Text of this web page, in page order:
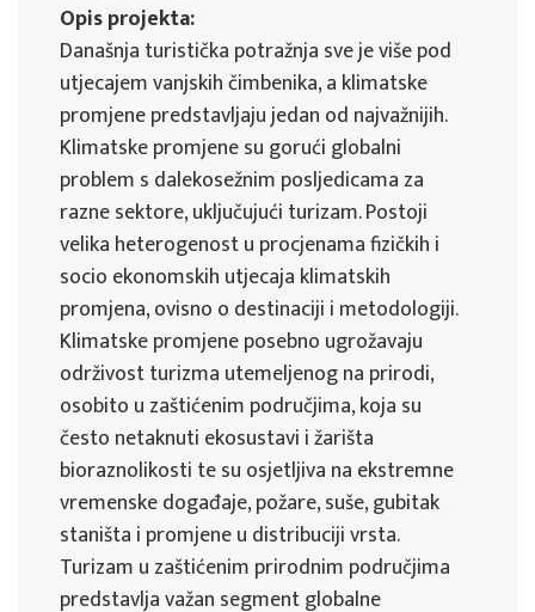
Opis projekta:
Današnja turistička potražnja sve je više pod
utjecajem vanjskih čimbenika, a klimatske
promjene predstavljaju jedan od najvažnijih.
Klimatske promjene su gorući globalni
problem s dalekosežnim posljedicama za
razne sektore, uključujući turizam. Postoji
velika heterogenost u procjenama fizičkih i
socio ekonomskih utjecaja klimatskih
promjena, ovisno o destinaciji i metodologiji.
Klimatske promjene posebno ugrožavaju
održivost turizma utemeljenog na prirodi,
osobito u zaštićenim područjima, koja su
često netaknuti ekosustavi i žarišta
bioraznolikosti te su osjetljiva na ekstremne
vremenske događaje, požare, suše, gubitak
staništa i promjene u distribuciji vrsta.
Turizam u zaštićenim prirodnim područjima
predstavlja važan segment globalne